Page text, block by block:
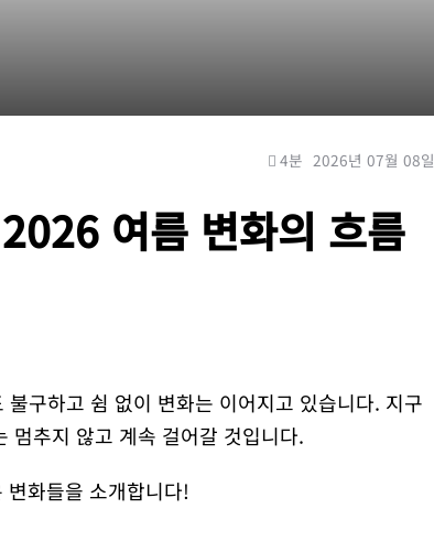
4분 2026년 07월 08일
여름 변화의 흐름
구하고 쉼 없이 변화는 이어지고 있습니다. 지구
멈추지 않고 계속 걸어갈 것입니다.
화들을 소개합니다!